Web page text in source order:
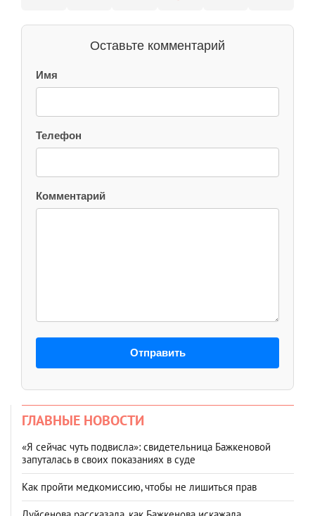
Оставьте комментарий
Имя
Телефон
Комментарий
Отправить
ГЛАВНЫЕ НОВОСТИ
«Я сейчас чуть подвисла»: свидетельница Бажкеновой
запуталась в своих показаниях в суде
Как пройти медкомиссию, чтобы не лишиться прав